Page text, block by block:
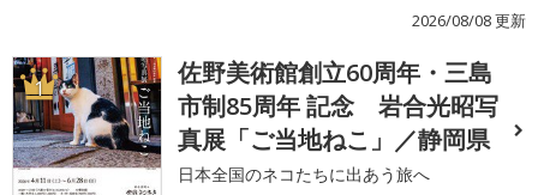
2026/08/08 更新
1
佐野美術館創立60周年・三島
市制85周年 記念 岩合光昭写
真展「ご当地ねこ」／静岡県
日本全国のネコたちに出あう旅へ